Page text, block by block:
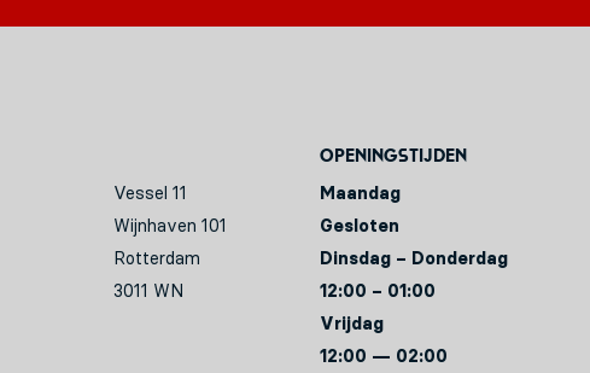
Vessel 11
Wijnhaven 101
Rotterdam
3011 WN
Openingstijden
Maandag
Gesloten
Dinsdag – Donderdag
12:00 – 01:00
Vrijdag
12:00 — 02:00